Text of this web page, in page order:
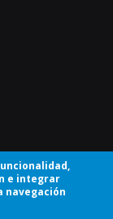
e integrar
navegación